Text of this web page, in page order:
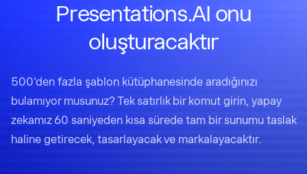
Presentations.AI onu
oluşturacaktır
500'den fazla şablon kütüphanesinde aradığınızı
bulamıyor musunuz? Tek satırlık bir komut girin, yapay
zekamız 60 saniyeden kısa sürede tam bir sunumu taslak
haline getirecek, tasarlayacak ve markalayacaktır.